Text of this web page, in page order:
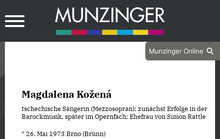
Munzinger Online
Magdalena Kožená
tschechische Sängerin (Mezzosopran); zunächst Erfolge in der
Barockmusik, später im Opernfach; Ehefrau von Simon Rattle
* 26. Mai 1973 Brno (Brünn)